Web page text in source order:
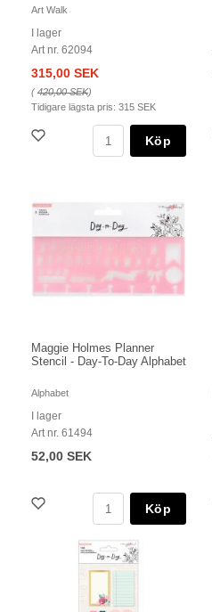
Art Walk
I lager
Art nr. 62094
315,00 SEK
(420,00 SEK)
Tidigare lägsta pris: 315 SEK
Köp
Maggie Holmes Planner
Stencil - Day-To-Day Alphabet
Alphabet
I lager
Art nr. 61494
52,00 SEK
Köp